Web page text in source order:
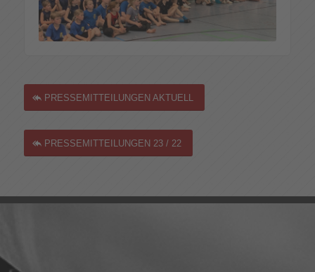
PRESSEMITTEILUNGEN AKTUELL
PRESSEMITTEILUNGEN 23 / 22